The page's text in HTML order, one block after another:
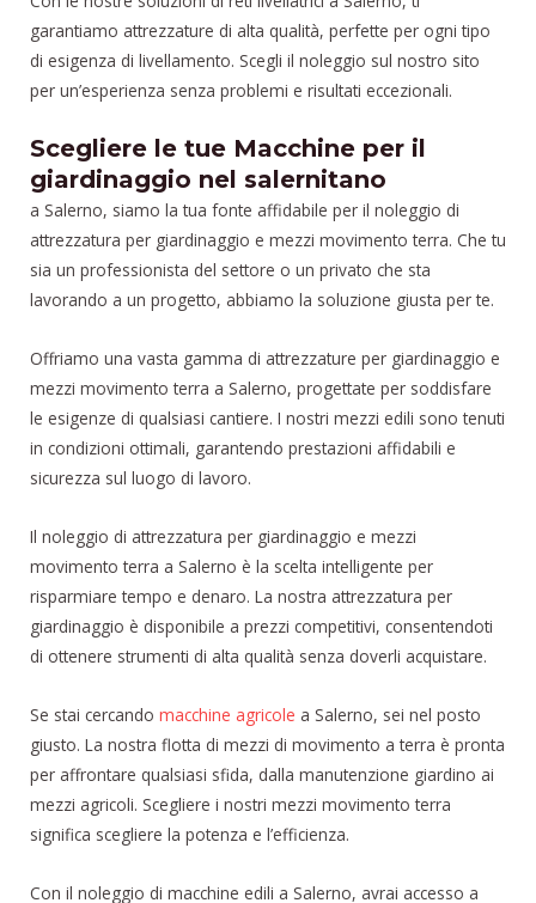
garantiamo attrezzature di alta qualità, perfette per ogni tipo
di esigenza di livellamento. Scegli il noleggio sul nostro sito
per un’esperienza senza problemi e risultati eccezionali.
Scegliere le tue Macchine per il
giardinaggio nel salernitano
a Salerno, siamo la tua fonte affidabile per il noleggio di
attrezzatura per giardinaggio e mezzi movimento terra. Che tu
sia un professionista del settore o un privato che sta
lavorando a un progetto, abbiamo la soluzione giusta per te.
Offriamo una vasta gamma di attrezzature per giardinaggio e
mezzi movimento terra a Salerno, progettate per soddisfare
le esigenze di qualsiasi cantiere. I nostri mezzi edili sono tenuti
in condizioni ottimali, garantendo prestazioni affidabili e
sicurezza sul luogo di lavoro.
Il noleggio di attrezzatura per giardinaggio e mezzi
movimento terra a Salerno è la scelta intelligente per
risparmiare tempo e denaro. La nostra attrezzatura per
giardinaggio è disponibile a prezzi competitivi, consentendoti
di ottenere strumenti di alta qualità senza doverli acquistare.
Se stai cercando macchine agricole a Salerno, sei nel posto
giusto. La nostra flotta di mezzi di movimento a terra è pronta
per affrontare qualsiasi sfida, dalla manutenzione giardino ai
mezzi agricoli. Scegliere i nostri mezzi movimento terra
significa scegliere la potenza e l’efficienza.
Con il noleggio di macchine edili a Salerno, avrai accesso a